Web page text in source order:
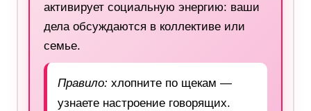
активирует социальную энергию: ваши
дела обсуждаются в коллективе или
семье.
Правило: хлопните по щекам —
узнаете настроение говорящих.